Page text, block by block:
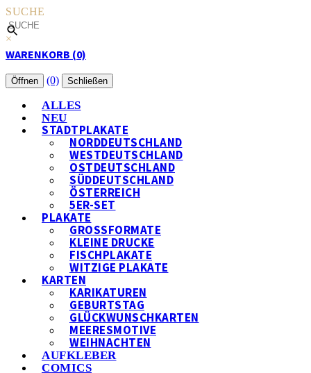
SUCHE
×
WARENKORB (0)
Öffnen (0) Schließen
ALLES
NEU
STADTPLAKATE
NORDDEUTSCHLAND
WESTDEUTSCHLAND
OSTDEUTSCHLAND
SÜDDEUTSCHLAND
ÖSTERREICH
5ER-SET
PLAKATE
GROSSFORMATE
KLEINE DRUCKE
FISCHPLAKATE
WITZIGE PLAKATE
KARTEN
KARIKATUREN
GEBURTSTAG
GLÜCKWUNSCHKARTEN
MEERESMOTIVE
WEIHNACHTEN
AUFKLEBER
COMICS